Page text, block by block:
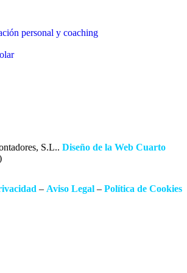
personal y coaching
S.L.. Diseño de la Web Cuarto
– Aviso Legal – Política de Cookies